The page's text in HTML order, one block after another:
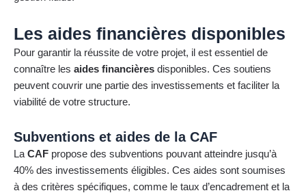
Les aides financières disponibles
Pour garantir la réussite de votre projet, il est essentiel de
connaître les aides financières disponibles. Ces soutiens
peuvent couvrir une partie des investissements et faciliter la
viabilité de votre structure.
Subventions et aides de la CAF
La CAF propose des subventions pouvant atteindre jusqu’à
40% des investissements éligibles. Ces aides sont soumises
à des critères spécifiques, comme le taux d’encadrement et la